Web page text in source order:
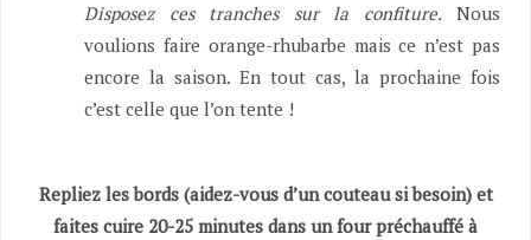
Disposez ces tranches sur la confiture.Nous
voulions faire orange-rhubarbe mais ce n’est pas
encore la saison. En tout cas, la prochaine fois
c’est celle que l’on tente !
Repliez les bords (aidez-vous d’un couteau si besoin) et
faites cuire 20-25 minutes dans un four préchauffé à